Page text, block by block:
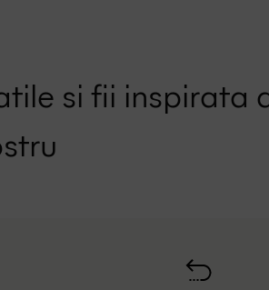
si fii inspirata